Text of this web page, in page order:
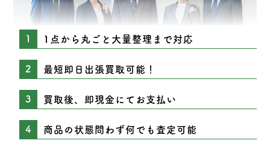
1点から丸ごと大量整理まで対応
最短即日出張買取可能！
買取後、即現金にてお支払い
商品の状態問わず何でも査定可能